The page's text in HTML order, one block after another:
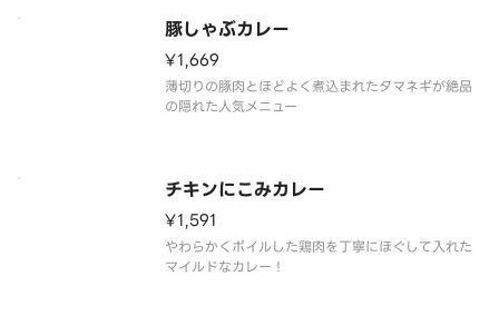
豚しゃぶカレー
¥1,669
薄切りの豚肉とほどよく煮込まれたタマネギが絶品
の隠れた人気メニュー
チキンにこみカレー
¥1,591
やわらかくボイルした鶏肉を丁寧にほぐして入れた
マイルドなカレー！